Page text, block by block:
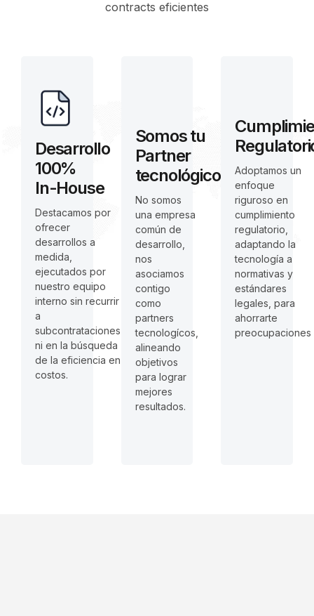
contracts eficientes
Desarrollo
100%
In-House
Destacamos por
ofrecer
desarrollos a
medida,
ejecutados por
nuestro equipo
interno sin recurrir
a
subcontrataciones
ni en la búsqueda
de la eficiencia en
costos.
Somos tu
Partner
tecnológico
No somos
una empresa
común de
desarrollo,
nos
asociamos
contigo
como
partners
tecnologícos,
alineando
objetivos
para lograr
mejores
resultados.
Adoptamos un
enfoque
riguroso en
cumplimiento
regulatorio,
adaptando la
tecnología a
normativas y
estándares
legales, para
ahorrarte
preocupaciones